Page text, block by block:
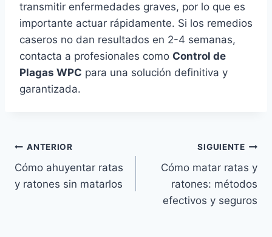
transmitir enfermedades graves, por lo que es
importante actuar rápidamente. Si los remedios
caseros no dan resultados en 2-4 semanas,
contacta a profesionales como Control de
Plagas WPC para una solución definitiva y
garantizada.
Navegación
de
ANTERIOR
Cómo ahuyentar ratas
y ratones sin matarlos
SIGUIENTE
Cómo matar ratas y
ratones: métodos
efectivos y seguros